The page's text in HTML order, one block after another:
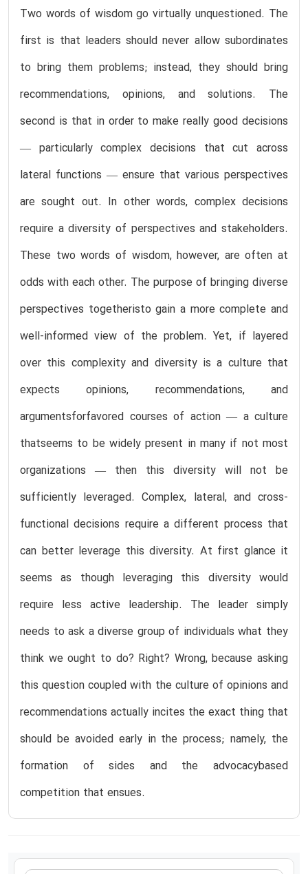
Two words of wisdom go virtually unquestioned. The
first is that leaders should never allow subordinates
to bring them problems; instead, they should bring
recommendations, opinions, and solutions. The
second is that in order to make really good decisions
— particularly complex decisions that cut across
lateral functions — ensure that various perspectives
are sought out. In other words, complex decisions
require a diversity of perspectives and stakeholders.
These two words of wisdom, however, are often at
odds with each other. The purpose of bringing diverse
perspectives togetheristo gain a more complete and
well-informed view of the problem. Yet, if layered
over this complexity and diversity is a culture that
expects opinions, recommendations, and
argumentsforfavored courses of action — a culture
thatseems to be widely present in many if not most
organizations — then this diversity will not be
sufficiently leveraged. Complex, lateral, and cross-
functional decisions require a different process that
can better leverage this diversity. At first glance it
seems as though leveraging this diversity would
require less active leadership. The leader simply
needs to ask a diverse group of individuals what they
think we ought to do? Right? Wrong, because asking
this question coupled with the culture of opinions and
recommendations actually incites the exact thing that
should be avoided early in the process; namely, the
formation of sides and the advocacybased
competition that ensues.